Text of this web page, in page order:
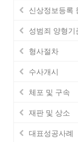
신상정보등록
성범죄 양형기
형사절차
수사개시
체포 및 구속
재판 및 상소
대표성공사례